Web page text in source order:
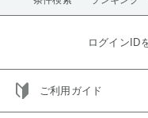
ログインID
ご利用ガイド